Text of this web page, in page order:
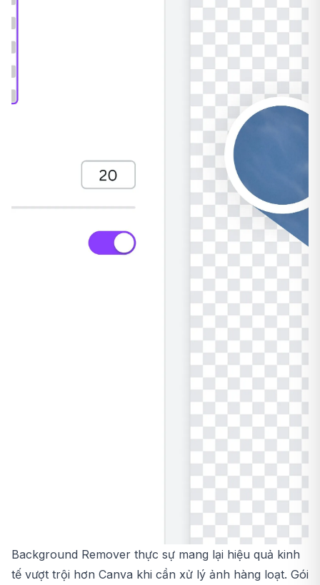
Background Remover thực sự mang lại hiệu quả kinh
tế vượt trội hơn Canva khi cần xử lý ảnh hàng loạt. Gói